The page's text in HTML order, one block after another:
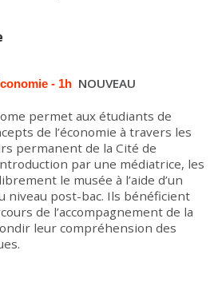
- 1h NOUVEAU
permet aux étudiants de
de l’économie à travers les
permanent de la Cité de
par une médiatrice, les
le musée à l’aide d’un
niveau post-bac. Ils bénéficient
de l’accompagnement de la
leur compréhension des